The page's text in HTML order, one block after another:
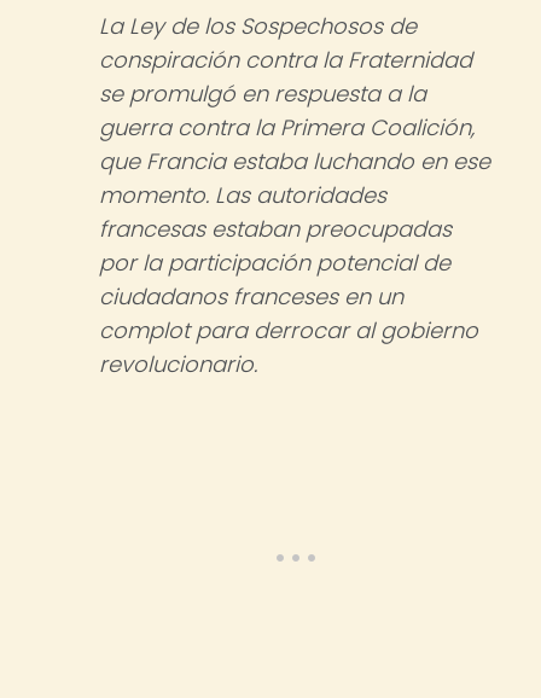
La Ley de los Sospechosos de
conspiración contra la Fraternidad
se promulgó en respuesta a la
guerra contra la Primera Coalición,
que Francia estaba luchando en ese
momento. Las autoridades
francesas estaban preocupadas
por la participación potencial de
ciudadanos franceses en un
complot para derrocar al gobierno
revolucionario.